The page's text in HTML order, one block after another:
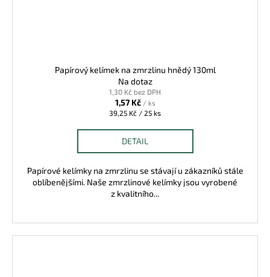
Papírový kelímek na zmrzlinu hnědý 130ml
Na dotaz
1,30 Kč bez DPH
1,57 Kč / ks
Měrná
39,25 Kč / 25 ks
DETAIL
Papírové kelímky na zmrzlinu se stávají u zákazníků stále
oblíbenějšími. Naše zmrzlinové kelímky jsou vyrobené
z kvalitního...